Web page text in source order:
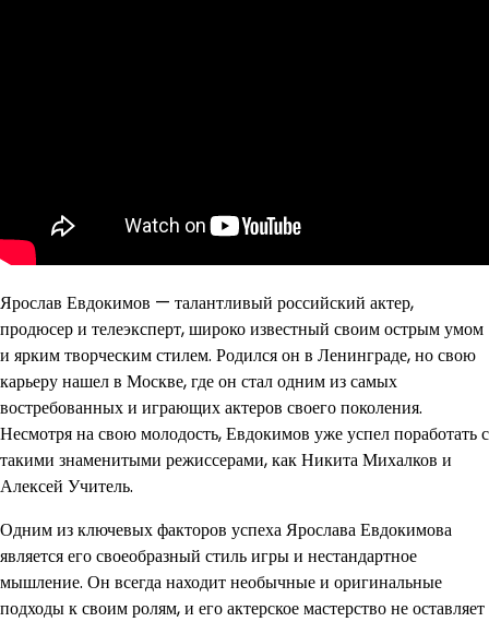
Ярослав Евдокимов — талантливый российский актер,
продюсер и телеэксперт, широко известный своим острым умом
и ярким творческим стилем. Родился он в Ленинграде, но свою
карьеру нашел в Москве, где он стал одним из самых
востребованных и играющих актеров своего поколения.
Несмотря на свою молодость, Евдокимов уже успел поработать с
такими знаменитыми режиссерами, как Никита Михалков и
Алексей Учитель.
Одним из ключевых факторов успеха Ярослава Евдокимова
является его своеобразный стиль игры и нестандартное
мышление. Он всегда находит необычные и оригинальные
подходы к своим ролям, и его актерское мастерство не оставляет